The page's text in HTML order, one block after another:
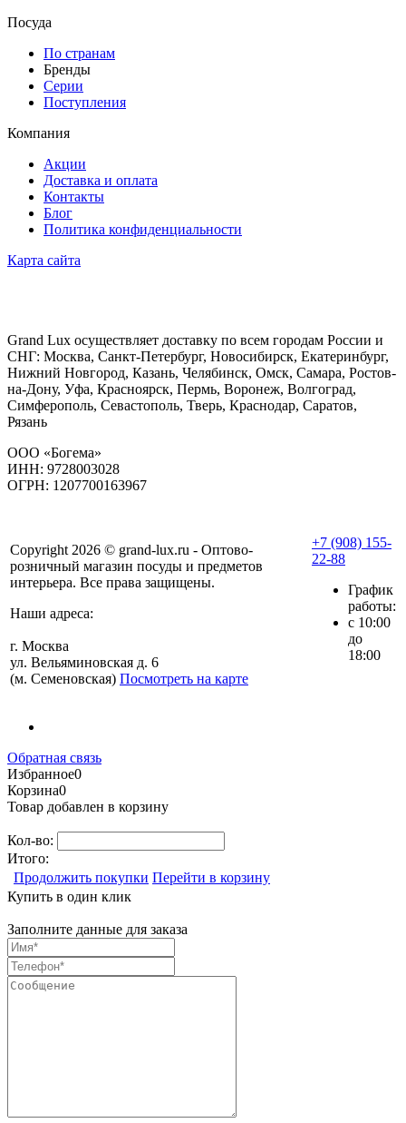
Посуда
По странам
Бренды
Серии
Поступления
Компания
Акции
Доставка и оплата
Контакты
Блог
Политика конфиденциальности
Карта сайта
Grand Lux осуществляет доставку по всем городам России и
СНГ: Москва, Санкт-Петербург, Новосибирск, Екатеринбург,
Нижний Новгород, Казань, Челябинск, Омск, Самара, Ростов-
на-Дону, Уфа, Красноярск, Пермь, Воронеж, Волгоград,
Симферополь, Севастополь, Тверь, Краснодар, Саратов,
Рязань
ООО «Богема»
ИНН: 9728003028
ОГРН: 1207700163967
Copyright 2026 © grand-lux.ru - Оптово-
розничный магазин посуды и предметов
интерьера. Все права защищены.
Наши адреса:
г. Москва
ул. Вельяминовская д. 6
(м. Семеновская) Посмотреть на карте
+7 (908) 155-
22-88
График
работы:
с 10:00
до
18:00
Обратная связь
Избранное0
Корзина0
Товар добавлен в корзину
Кол-во:
Итого:
Продолжить покупки Перейти в корзину
Купить в один клик
Заполните данные для заказа